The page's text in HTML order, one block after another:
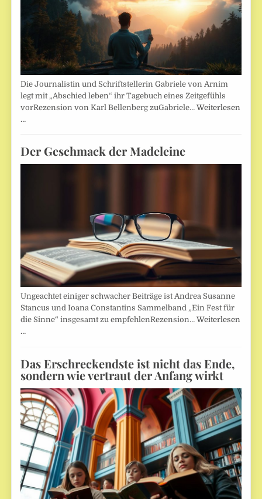
Die Journalistin und Schriftstellerin Gabriele von Arnim
legt mit „Abschied leben“ ihr Tagebuch eines Zeitgefühls
vorRezension von Karl Bellenberg zuGabriele…Weiterlesen
…
Der Geschmack der Madeleine
Ungeachtet einiger schwacher Beiträge ist Andrea Susanne
Stancus und Ioana Constantins Sammelband „Ein Fest für
die Sinne“ insgesamt zu empfehlenRezension…Weiterlesen
…
Das Erschreckendste ist nicht das Ende,
sondern wie vertraut der Anfang wirkt